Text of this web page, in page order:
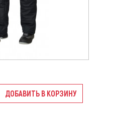
ДОБАВИТЬ В КОРЗИНУ